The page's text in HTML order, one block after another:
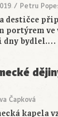
/ Petru
destičce
portýrem ve
dny bydlel.…
Čapková
kapela